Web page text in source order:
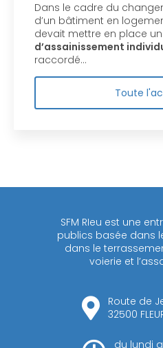
Dans le cadre du
d’un bâtiment en
devait mettre en place un
d’assainissement
raccordé…
Toute
SFM RIeu est une
publics basée dans
dans le
voierie et
Route de
32500
du lundi